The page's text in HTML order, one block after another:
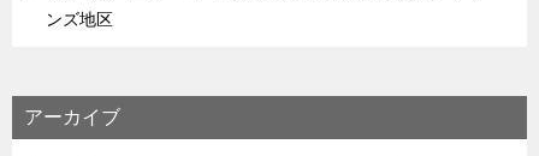
ンズ地区
アーカイブ